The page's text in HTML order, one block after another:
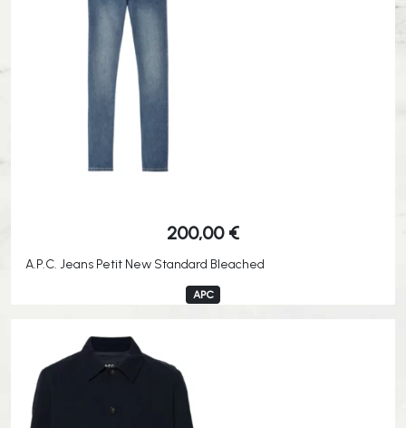
200,00 €
A.P.C. Jeans Petit New Standard Bleached
APC